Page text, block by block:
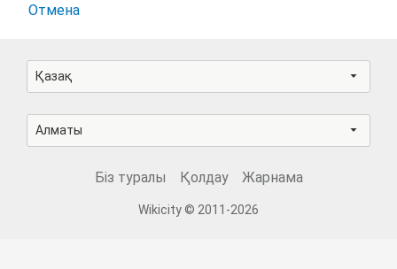
Отмена
Қазақ
Алматы
Біз туралы Қолдау Жарнама
Wikicity © 2011-2026